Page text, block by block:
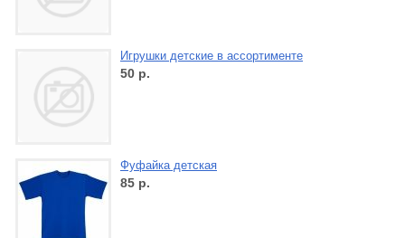
Игрушки детские в ассортименте
50 р.
Фуфайка детская
85 р.